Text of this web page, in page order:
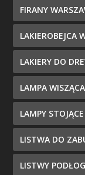
FIRANY
LAKIEROBEJCA
LAKIERY DO
LAMPA
LAMPY
LISTWA DO
LISTWY